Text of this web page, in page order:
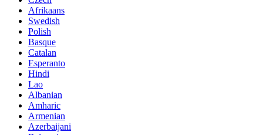
Afrikaans
Swedish
Polish
Basque
Catalan
Esperanto
Hindi
Lao
Albanian
Amharic
Armenian
Azerbaijani